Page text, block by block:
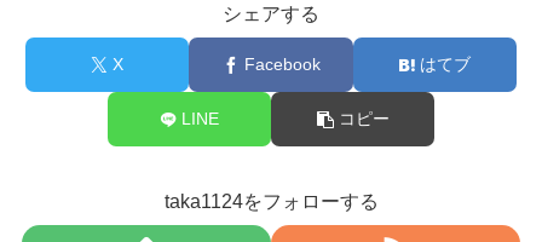
シェアする
X Facebook はてブ
LINE コピー
taka1124をフォローする